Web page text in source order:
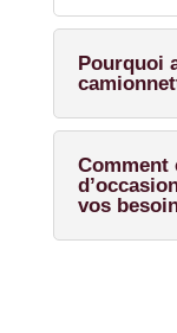
Pourquoi
Comment
vos